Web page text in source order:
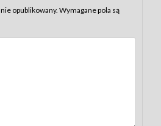
opublikowany. Wymagane pola są